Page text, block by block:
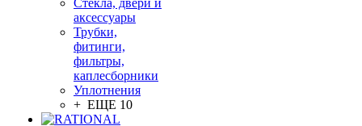
Стекла, двери и
аксессуары
Трубки,
фитинги,
фильтры,
каплесборники
Уплотнения
+ ЕЩЕ 10